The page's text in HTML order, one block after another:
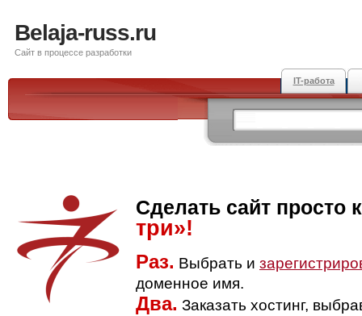
Belaja-russ.ru
Сайт в процессе разработки
IT-работа
Сделать сайт просто
три»!
Раз. Выбрать и
доменное имя.
Два. Заказать хостинг,